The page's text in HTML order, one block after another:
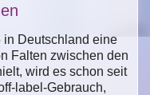
in Deutschland eine
Falten zwischen den
wird es schon seit
label-Gebrauch,